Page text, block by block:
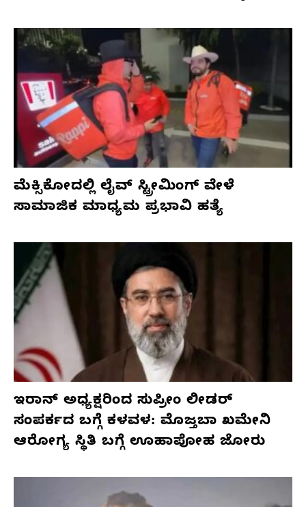
ಮೆಕ್ಸಿಕೋದಲ್ಲಿ ಲೈವ್ ಸ್ಟ್ರೀಮಿಂಗ್ ವೇಳೆ
ಸಾಮಾಜಿಕ ಮಾಧ್ಯಮ ಪ್ರಭಾವಿ ಹತ್ಯೆ
ಇರಾನ್ ಅಧ್ಯಕ್ಷರಿಂದ ಸುಪ್ರೀಂ ಲೀಡರ್
ಸಂಪರ್ಕದ ಬಗ್ಗೆ ಕಳವಳ: ಮೊಜ್ತಬಾ ಖಮೇನಿ
ಆರೋಗ್ಯ ಸ್ಥಿತಿ ಬಗ್ಗೆ ಊಹಾಪೋಹ ಜೋರು